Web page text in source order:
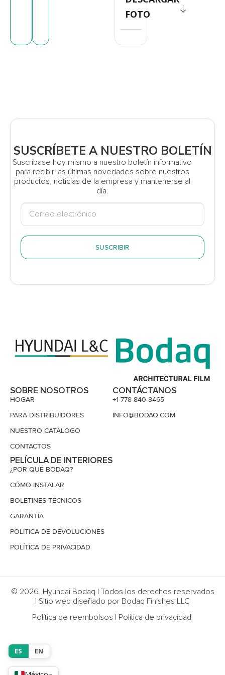
FOTO
SUSCRÍBETE A NUESTRO BOLETÍN
Suscríbase hoy mismo a nuestro boletín informativo
para recibir las últimas novedades sobre nuestros
productos, noticias de la empresa y mantenerse al
día.
SUSCRIBIR
SOBRE NOSOTROS
HOGAR
PARA DISTRIBUIDORES
NUESTRO CATÁLOGO
CONTACTOS
PELÍCULA DE INTERIORES
¿POR QUÉ BODAQ?
CÓMO INSTALAR
BOLETINES TÉCNICOS
GARANTÍA
POLÍTICA DE DEVOLUCIONES
POLÍTICA DE PRIVACIDAD
CONTÁCTANOS
+1-778-840-8465
INFO@BODAQ.COM
© 2026, Hyundai Bodaq | Todos los derechos reservados
| Sitio web diseñado por Bodaq Finishes LLC
Política de reembolsos | Política de privacidad
ES EN